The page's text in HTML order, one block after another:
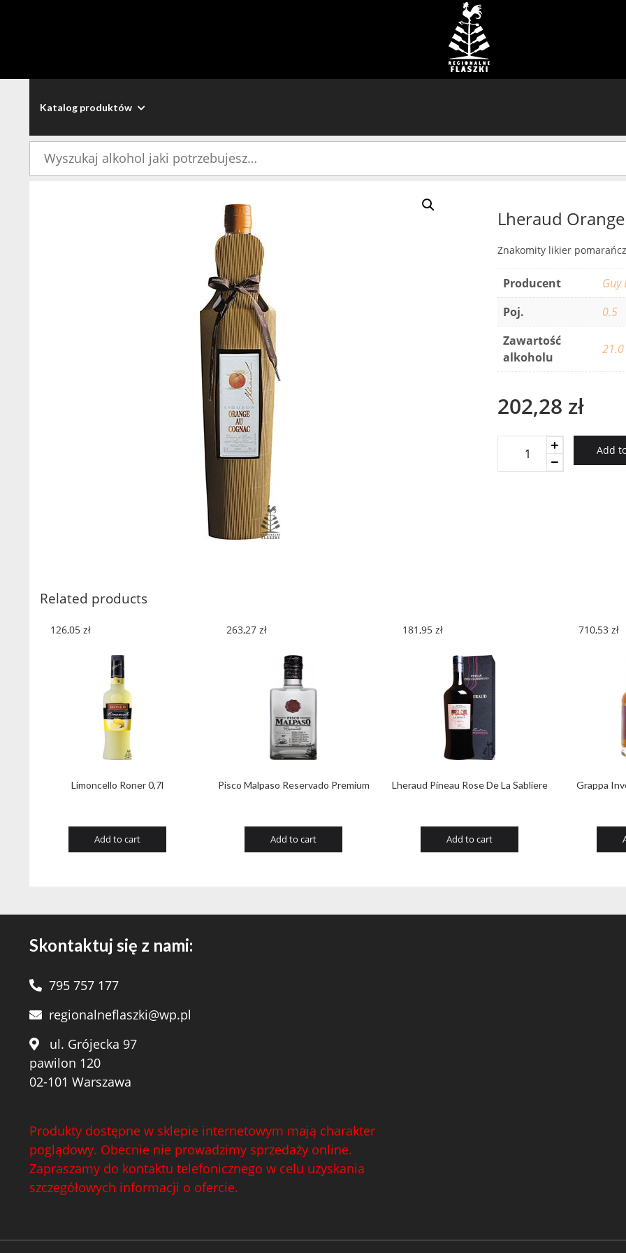
Katalog produktów
Lheraud
Znakomity likier
Producent
Guy
Poj.
0.5
Zawartość
alkoholu
21.0
202,28 zł
Orange
Add
Related products
Limoncello Roner 0,7l
126,05 zł
Add to cart
Pisco Malpaso Reservado Premium
263,27 zł
Add to cart
Lheraud Pineau Rose De La Sabliere
181,95 zł
Add to cart
Grappa
710,53 zł
Skontaktuj się z nami:
795 757 177
regionalneflaszki@wp.pl
ul. Grójecka 97
pawilon 120
02-101 Warszawa
Produkty dostępne w sklepie internetowym mają charakter
poglądowy. Obecnie nie prowadzimy sprzedaży online.
Zapraszamy do kontaktu telefonicznego w celu uzyskania
szczegółowych informacji o ofercie.